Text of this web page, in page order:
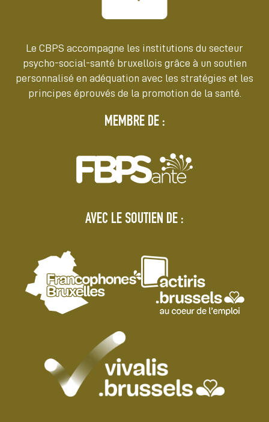
Le CBPS accompagne les institutions du secteur
psycho-social-santé bruxellois grâce à un soutien
personnalisé en adéquation avec les stratégies et les
principes éprouvés de la promotion de la santé.
MEMBRE DE :
AVEC LE SOUTIEN DE :